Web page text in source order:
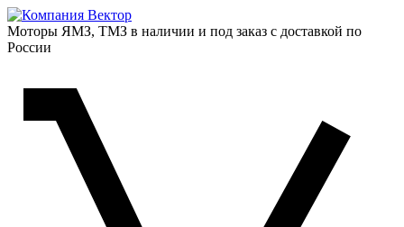
Моторы ЯМЗ, ТМЗ в наличии и под заказ с доставкой по
России